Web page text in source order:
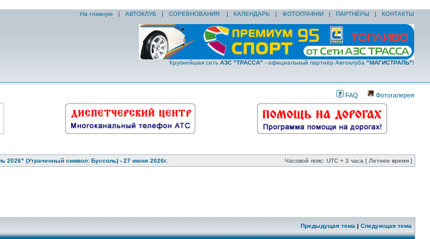
На главную | АВТОКЛУБ | СОРЕВНОВАНИЯ | КАЛЕНДАРЬ | ФОТОГРАФИИ | ПАРТНЁРЫ | КОНТАКТЫ
Крупнейшая сеть АЗС "ТРАССА" - официальный партнёр Автоклуба "МАГИСТРАЛЬ"!
FAQ Фотогалерея
2026" (Утраченный символ: Буссоль) - 27 июня 2026г. Часовой пояс: UTC + 3 часа [ Летнее время ]
Предыдущая тема | Следующая тема